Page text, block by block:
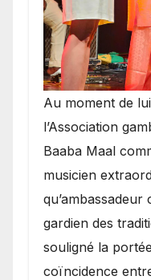
​Au moment de
l’Association
Baaba Maal
musicien
gardien des
souligné la
coïncidence